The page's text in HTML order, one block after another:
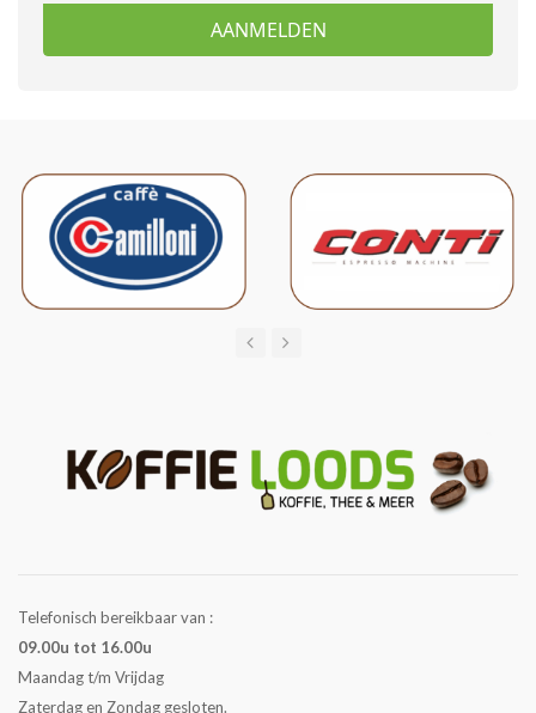
AANMELDEN
Telefonisch bereikbaar van :
09.00u tot 16.00u
Maandag t/m Vrijdag
Zaterdag en Zondag gesloten.